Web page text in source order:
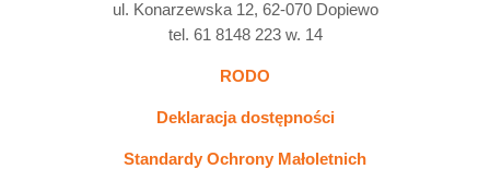
ul. Konarzewska 12, 62-070 Dopiewo
tel. 61 8148 223 w. 14
RODO
Deklaracja dostępności
Standardy Ochrony Małoletnich